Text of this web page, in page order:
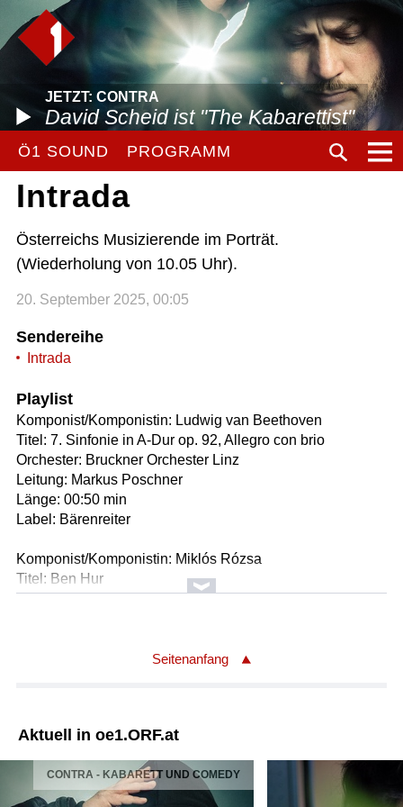
JETZT: CONTRA
David Scheid ist "The Kabarettist"
Ö1 SOUND PROGRAMM
Intrada
Österreichs Musizierende im Porträt.
(Wiederholung von 10.05 Uhr).
20. September 2025, 00:05
Sendereihe
Intrada
Playlist
Komponist/Komponistin: Ludwig van Beethoven
Titel: 7. Sinfonie in A-Dur op. 92, Allegro con brio
Orchester: Bruckner Orchester Linz
Leitung: Markus Poschner
Länge: 00:50 min
Label: Bärenreiter
Komponist/Komponistin: Miklós Rózsa
Titel: Ben Hur
Orchester: Bruckner Orchester Linz
Label: Bosworth Music / LM
* Adagietto. Sehr langsam - 4.Satz
Titel: Symphonie Nr.5 in cis-moll
Leitung: Mariss Jansons
Orchester: Symphonieorchester des Bayerischen
Seitenanfang
Aktuell in oe1.ORF.at
CONTRA - KABARETT UND COMEDY